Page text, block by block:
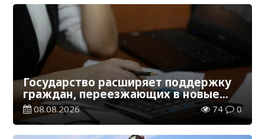
Государство расширяет поддержку
граждан, переезжающих в новые
регионы для работы
08.08.2026 74 0